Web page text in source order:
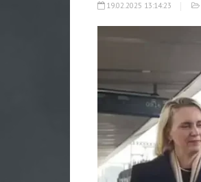
19.02.2025 13:14:23